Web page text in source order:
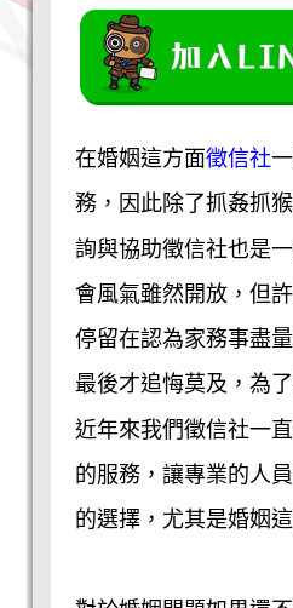
在婚姻這方面徵信社
務，因此除了抓姦抓
詢與協助徵信社也是
會風氣雖然開放，但
停留在認為家務事盡
最後才追悔莫及，為
近年來我們徵信社一
的服務，讓專業的人
的選擇，尤其是婚姻這